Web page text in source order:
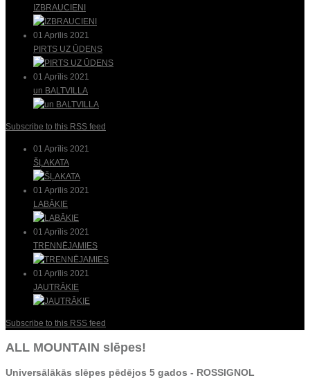
IZBRAUCIENI
01 Aprīlis 2021
PIRTS UZ ŪDENS
01 Aprīlis 2021
un BALTVILLA
Subscribe to this RSS feed
01 Aprīlis 2021
ŠĻAKATA
01 Aprīlis 2021
LABĀKIE
01 Aprīlis 2021
TRENNĒJAMIES
01 Aprīlis 2021
JAUTRĀKIE
Subscribe to this RSS feed
ALL MOUNTAIN slēpes!
Universālākās slēpes pēdējos 5 gados - ROSSIGNOL